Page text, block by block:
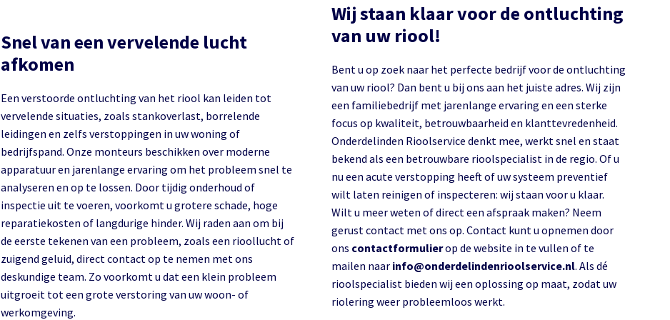
Snel van een vervelende lucht
afkomen
Een verstoorde ontluchting van het riool kan leiden tot
vervelende situaties, zoals stankoverlast, borrelende
leidingen en zelfs verstoppingen in uw woning of
bedrijfspand. Onze monteurs beschikken over moderne
apparatuur en jarenlange ervaring om het probleem snel te
analyseren en op te lossen. Door tijdig onderhoud of
inspectie uit te voeren, voorkomt u grotere schade, hoge
reparatiekosten of langdurige hinder. Wij raden aan om bij
de eerste tekenen van een probleem, zoals een rioollucht of
zuigend geluid, direct contact op te nemen met ons
deskundige team. Zo voorkomt u dat een klein probleem
uitgroeit tot een grote verstoring van uw woon- of
werkomgeving.
Wij staan klaar voor de ontluchting
van uw riool!
Bent u op zoek naar het perfecte bedrijf voor de ontluchting
van uw riool? Dan bent u bij ons aan het juiste adres. Wij zijn
een familiebedrijf met jarenlange ervaring en een sterke
focus op kwaliteit, betrouwbaarheid en klanttevredenheid.
Onderdelinden Rioolservice denkt mee, werkt snel en staat
bekend als een betrouwbare rioolspecialist in de regio. Of u
nu een acute verstopping heeft of uw systeem preventief
wilt laten reinigen of inspecteren: wij staan voor u klaar.
Wilt u meer weten of direct een afspraak maken? Neem
gerust contact met ons op. Contact kunt u opnemen door
ons contactformulierop de website in te vullen of te
mailen naar info@onderdelindenrioolservice.nl. Als dé
rioolspecialist bieden wij een oplossing op maat, zodat uw
riolering weer probleemloos werkt.